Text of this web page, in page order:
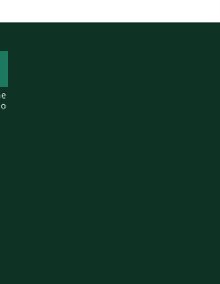
a migliorare il servizio